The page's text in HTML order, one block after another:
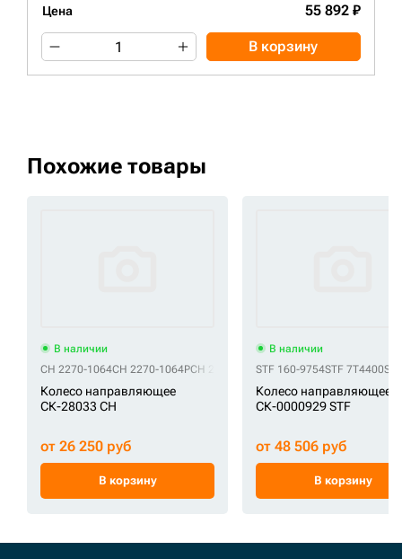
Цена 55 892 ₽
В корзину
Похожие товары
В наличии
CH 2270-1064CH 2270-1064PCH 2270-1108ACH 9066393
Колесо направляющее
СК-28033 CH
от 26 250 руб
В корзину
В наличии
STF 160-9754STF 7T4400
Колесо направляющее
СК-0000929 STF
от 48 506 руб
В корзину